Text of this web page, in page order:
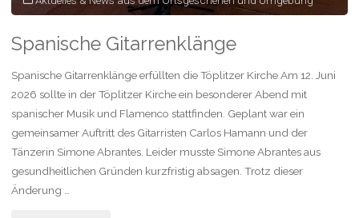
Spanische Gitarrenklänge
Spanische Gitarrenklänge erfüllten die Töplitzer Kirche Am 12. Juni
2026 sollte in der Töplitzer Kirche ein besonderer Abend mit
spanischer Musik und Flamenco stattfinden. Geplant war ein
gemeinsamer Auftritt des Gitarristen Carlos Hamann und der
Tänzerin Simone Abrantes. Leider musste Simone Abrantes aus
gesundheitlichen Gründen kurzfristig absagen. Trotz dieser
Änderung …